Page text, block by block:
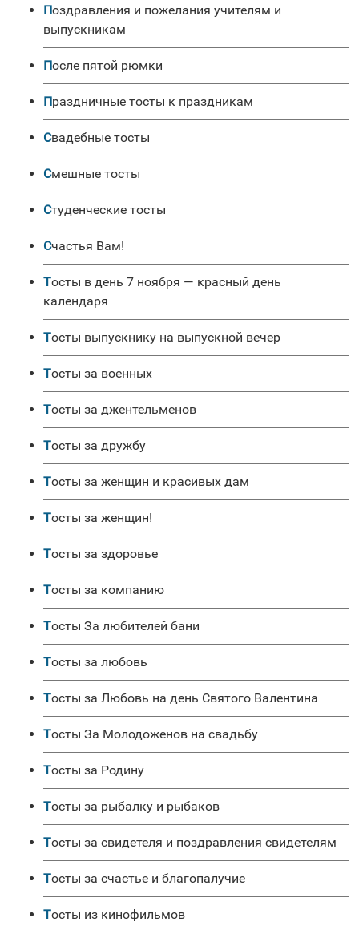
Поздравления и пожелания учителям и
выпускникам
После пятой рюмки
Праздничные тосты к праздникам
Свадебные тосты
Смешные тосты
Студенческие тосты
Счастья Вам!
Тосты в день 7 ноября — красный день
календаря
Тосты выпускнику на выпускной вечер
Тосты за военных
Тосты за джентельменов
Тосты за дружбу
Тосты за женщин и красивых дам
Тосты за женщин!
Тосты за здоровье
Тосты за компанию
Тосты За любителей бани
Тосты за любовь
Тосты за Любовь на день Святого Валентина
Тосты За Молодоженов на свадьбу
Тосты за Родину
Тосты за рыбалку и рыбаков
Тосты за свидетеля и поздравления свидетелям
Тосты за счастье и благопалучие
Тосты из кинофильмов